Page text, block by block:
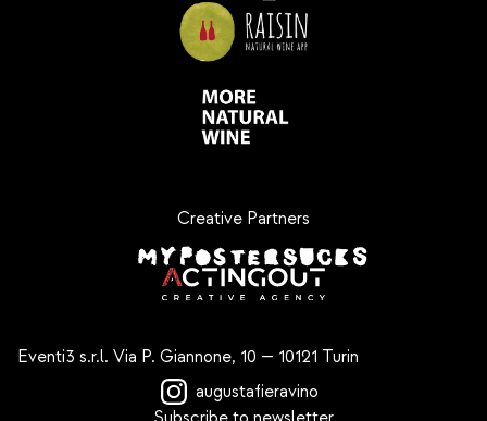
Creative Partners
Eventi3 s.r.l. Via P. Giannone, 10 — 10121 Turin
augustafieravino